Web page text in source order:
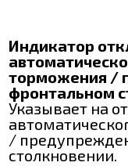
Индикатор
торможения /
фронтальном
Указывает на
/
столкновении.